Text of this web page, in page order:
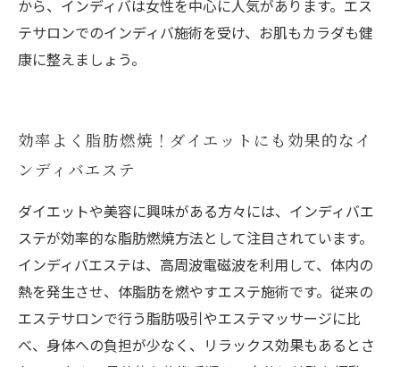
から、インディバは女性を中心に人気があります。エス
テサロンでのインディバ施術を受け、お肌もカラダも健
康に整えましょう。
効率よく脂肪燃焼！ダイエットにも効果的なイ
ンディバエステ
ダイエットや美容に興味がある方々には、インディバエ
ステが効率的な脂肪燃焼方法として注目されています。
インディバエステは、高周波電磁波を利用して、体内の
熱を発生させ、体脂肪を燃やすエステ施術です。従来の
エステサロンで行う脂肪吸引やエステマッサージに比
べ、身体への負担が少なく、リラックス効果もあるとさ